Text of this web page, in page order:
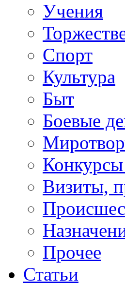
Учения
Спорт
Культура
Быт
Боевые
Конкурсы
Визиты,
Прочее
Статьи